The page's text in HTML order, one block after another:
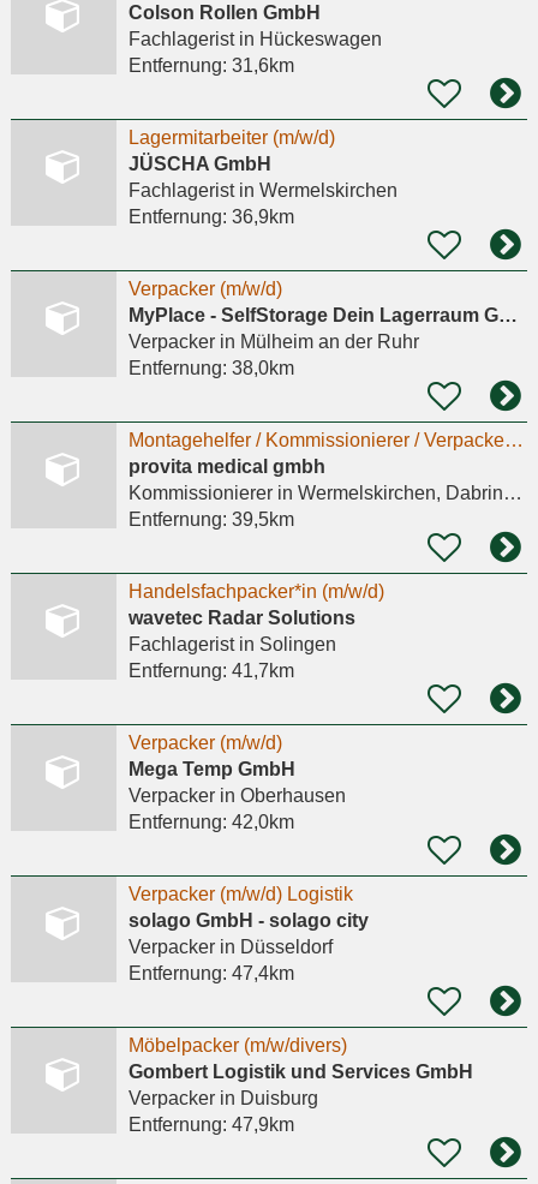
Colson Rollen GmbH
Fachlageristin Hückeswagen
Entfernung: 31,6km
Lagermitarbeiter (m/w/d)
JÜSCHA GmbH
Fachlageristin Wermelskirchen
Entfernung: 36,9km
Verpacker (m/w/d)
MyPlace - SelfStorage Dein Lagerraum GmbH
Verpackerin Mülheim an der Ruhr
Entfernung: 38,0km
Montagehelfer / Kommissionierer / Verpacker (m/w/d)
provita medical gmbh
Kommissioniererin Wermelskirchen, Dabringhausen
Entfernung: 39,5km
Handelsfachpacker*in (m/w/d)
wavetec Radar Solutions
Fachlageristin Solingen
Entfernung: 41,7km
Verpacker (m/w/d)
Mega Temp GmbH
Verpackerin Oberhausen
Entfernung: 42,0km
Verpacker (m/w/d) Logistik
solago GmbH - solago city
Verpackerin Düsseldorf
Entfernung: 47,4km
Möbelpacker (m/w/divers)
Gombert Logistik und Services GmbH
Verpackerin Duisburg
Entfernung: 47,9km